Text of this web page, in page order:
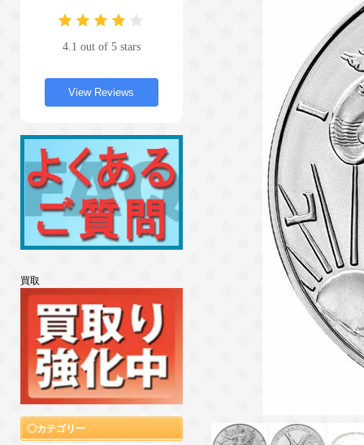
4.1 out of 5 stars
View Reviews
買取
カテゴリー